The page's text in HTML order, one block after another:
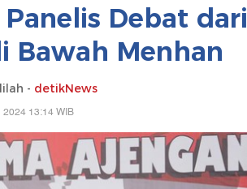
Debat dari
Bawah Menhan
- detikNews
13:14 WIB